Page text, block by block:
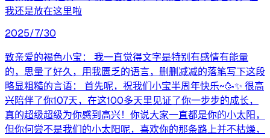
我还是放在这里啦
2025/7/30
致亲爱的褐色小宝： 我一直觉得文字是特别有感情有能量
的，思量了好久，用我匮乏的语言，删删减减的落笔写下这段
略显粗糙的言语： 首先呢，祝我们小宝半周年快乐~🥳✨️ 很高
兴陪伴了你107天，在这100多天里见证了你一步步的成长，
真的超级超级为你感到高兴！你说大家一直都是你的小太阳，
但你何尝不是我们的小太阳呢，喜欢你的那条路上并不枯燥，